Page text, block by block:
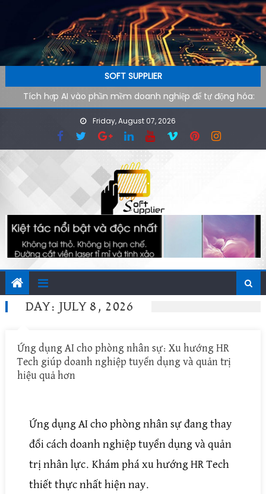
SOFT SUPPLIER
Tích hợp AI vào phần mềm doanh nghiệp để tự động hóa:
Lộ trình kỹ thuật từ pilot đến production
AI agent cho doanh nghiệp: Xu hướng phần mềm tự vận
hành trong kỷ nguyên tự động hóa
Công cụ AI hỗ trợ SEO kỹ thuật: cách audit website nhanh
hơn cho đội ngũ công nghệ
Ứng dụng AI cho phòng marketing: Tự động hóa tác vụ
Phần mềm AI cho doanh nghiệp: Tại sao tốc độ tải website
quyết định 40% khách hàng rời đi
Friday, August 07, 2026
DAY: JULY 8, 2026
Ứng dụng AI cho phòng nhân sự: Xu hướng HR
Tech giúp doanh nghiệp tuyển dụng và quản trị
hiệu quả hơn
Ứng dụng AI cho phòng nhân sự đang thay
đổi cách doanh nghiệp tuyển dụng và quản
trị nhân lực. Khám phá xu hướng HR Tech
thiết thực nhất hiện nay.